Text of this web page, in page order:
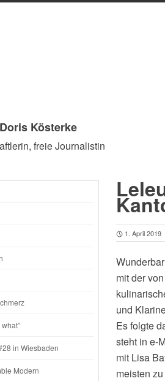
Kösterke
freie Journalistin
in Wiesbaden
Modern
1. April 2019
mit der
und
Es folgte
steht in e-
mit Lisa
meisten